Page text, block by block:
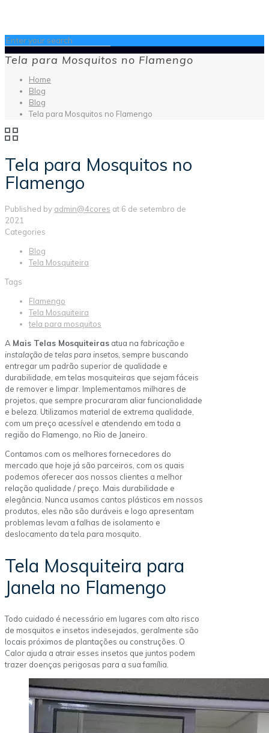
Tela para Mosquitos no Flamengo
Home
Blog
Blog
Tela para Mosquitos no Flamengo
Tela para Mosquitos no
Flamengo
Published by admin@4cores at 6 de setembro de
2021
Categories
Blog
Tela Mosquiteira
Tags
Flamengo
Tela Mosquiteira
tela para mosquitos
A Mais Telas Mosquiteiras atua na fabricação e
instalação de telas para insetos , sempre buscando
entregar um padrão superior de qualidade e
durabilidade, em telas mosquiteiras que sejam fáceis
de remover e limpar. Implementamos milhares de
projetos, que sempre procuraram aliar funcionalidade
e beleza. Utilizamos material de extrema qualidade,
com um preço acessível e atendendo em toda a
região do Flamengo, no Rio de Janeiro.
Contamos com os melhores fornecedores do
mercado que hoje já são parceiros, com os quais
podemos oferecer aos nossos clientes a melhor
relação qualidade / preço. Mais durabilidade e
elegância. Nunca usamos cantos plásticos em nossos
produtos, eles não são duráveis e logo apresentam
problemas levam a falhas de isolamento e
deslocamento da tela para mosquito.
Tela Mosquiteira para
Janela no Flamengo
Todo cuidado é necessário em lugares com alto risco
de mosquitos e insetos indesejados, geralmente são
locais próximos de plantações ou construções. O
Calor ajuda a atrair esses insetos que juntos podem
trazer doenças perigosas para a sua família.